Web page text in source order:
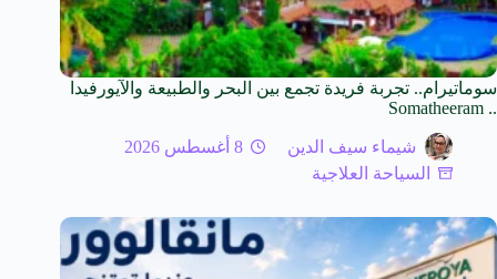
سوماتيرام.. تجربة فريدة تجمع بين البحر والطبيعة والآيورفيدا
.. Somatheeram
شيماء سيف الدين
8 أغسطس 2026
السياحة العلاجية